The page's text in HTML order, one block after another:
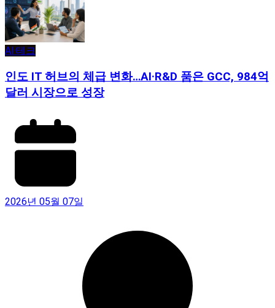
AI·테크
인도 IT 허브의 체급 변화…AI·R&D 품은 GCC, 984억
달러 시장으로 성장
2026년 05월 07일